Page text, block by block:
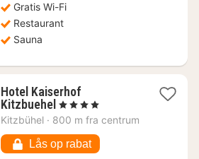
Gratis Wi-Fi
Restaurant
Sauna
Hotel Kaiserhof
Kitzbuehel 1
nat
1008
kr.
, 4 Stjerner
Kitzbühel · 800 m fra centrum
Lås op rabat